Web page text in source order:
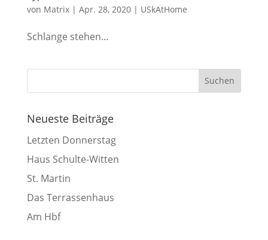
von Matrix| Apr. 28, 2020| USkAtHome
Schlange stehen…
Neueste Beiträge
Letzten Donnerstag
Haus Schulte-Witten
St. Martin
Das Terrassenhaus
Am Hbf